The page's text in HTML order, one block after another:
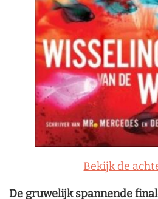
Bekijk de
De gruwelijk spannende